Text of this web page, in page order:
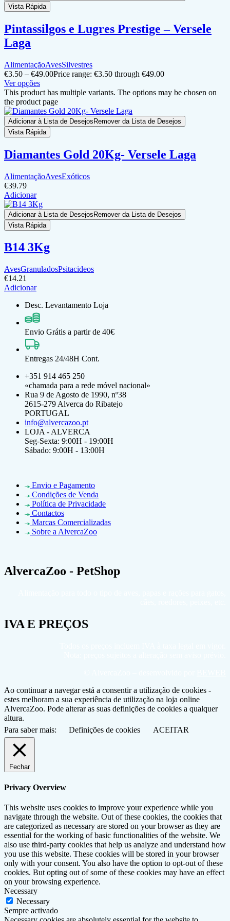
Vista Rápida
Pintassilgos e Lugres Prestige – Versele
Laga
AlimentaçãoAvesSilvestres
€3.50 – €49.00Price range: €3.50 through €49.00
Ver opções
This product has multiple variants. The options may be chosen on
the product page
Adicionar à Lista de DesejosRemover da Lista de Desejos
Vista Rápida
Diamantes Gold 20Kg- Versele Laga
AlimentaçãoAvesExóticos
€39.79
Adicionar
Adicionar à Lista de DesejosRemover da Lista de Desejos
Vista Rápida
B14 3Kg
AvesGranuladosPsitacideos
€14.21
Adicionar
Desc. Levantamento Loja
Envio Grátis a partir de 40€
Entregas 24/48H Cont.
+351 914 465 250
«chamada para a rede móvel nacional»
Rua 9 de Agosto de 1990, nº38
2615-279 Alverca do Ribatejo
PORTUGAL
info@alvercazoo.pt
LOJA - ALVERCA
Seg-Sexta: 9:00H - 19:00H
Sábado: 9:00H - 13:00H
Envio e Pagamento
Condições de Venda
Política de Privacidade
Contactos
Marcas Comercializadas
Sobre a AlvercaZoo
AlvercaZoo - PetShop
IVA E PREÇOS
Ao continuar a navegar está a consentir a utilização de cookies -
estes melhoram a sua experiência de utilização na loja online
AlvercaZoo. Pode alterar as suas definições de cookies a qualquer
altura.
Para saber mais:
Definições de cookies ACEITAR
Fechar
Privacy Overview
This website uses cookies to improve your experience while you
navigate through the website. Out of these cookies, the cookies that
are categorized as necessary are stored on your browser as they are
essential for the working of basic functionalities of the website. We
also use third-party cookies that help us analyze and understand how
you use this website. These cookies will be stored in your browser
only with your consent. You also have the option to opt-out of these
cookies. But opting out of some of these cookies may have an effect
on your browsing experience.
Necessary
Necessary
Sempre activado